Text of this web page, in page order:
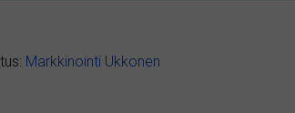
Markkinointi Ukkonen